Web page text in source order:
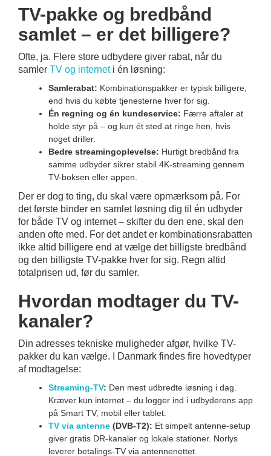
TV-pakke og bredbånd
samlet – er det billigere?
Ofte, ja. Flere store udbydere giver rabat, når du
samler TV og interneti én løsning:
Samlerabat: Kombinationspakker er typisk billigere,
end hvis du købte tjenesterne hver for sig.
Én regning og én kundeservice: Færre aftaler at
holde styr på – og kun ét sted at ringe hen, hvis
noget driller.
Bedre streamingoplevelse: Hurtigt bredbånd fra
samme udbyder sikrer stabil 4K-streaming gennem
TV-boksen eller appen.
Der er dog to ting, du skal være opmærksom på. For
det første binder en samlet løsning dig til én udbyder
for både TV og internet – skifter du den ene, skal den
anden ofte med. For det andet er kombinationsrabatten
ikke altid billigere end at vælge det billigste bredbånd
og den billigste TV-pakke hver for sig. Regn altid
totalprisen ud, før du samler.
Hvordan modtager du TV-
kanaler?
Din adresses tekniske muligheder afgør, hvilke TV-
pakker du kan vælge. I Danmark findes fire hovedtyper
af modtagelse:
Streaming-TV: Den mest udbredte løsning i dag.
Kræver kun internet – du logger ind i udbyderens app
på Smart TV, mobil eller tablet.
TV via antenne (DVB-T2): Et simpelt antenne-setup
giver gratis DR-kanaler og lokale stationer. Norlys
leverer betalings-TV via antennenettet.